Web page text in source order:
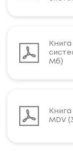
Мб)
MDV